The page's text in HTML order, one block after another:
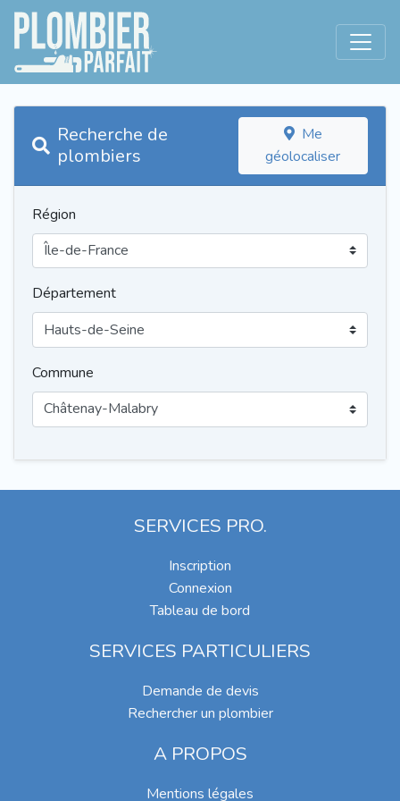
Recherche de
plombiers
Me
géolocaliser
Région
Département
Commune
SERVICES PRO.
Inscription
Connexion
Tableau de bord
SERVICES PARTICULIERS
Demande de devis
Rechercher un plombier
A PROPOS
Mentions légales